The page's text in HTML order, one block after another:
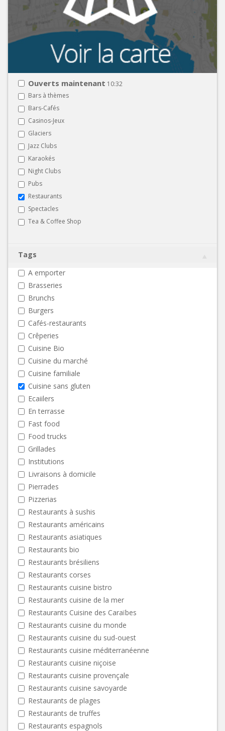
Ouverts maintenant 10:32
Bars à thèmes
Bars-Cafés
Casinos-Jeux
Glaciers
Jazz Clubs
Karaokés
Night Clubs
Pubs
Restaurants
Spectacles
Tea & Coffee Shop
Tags
A emporter
Brasseries
Brunchs
Burgers
Cafés-restaurants
Crêperies
Cuisine Bio
Cuisine du marché
Cuisine familiale
Cuisine sans gluten
Ecaiilers
En terrasse
Fast food
Food trucks
Grillades
Institutions
Livraisons à domicile
Pierrades
Pizzerias
Restaurants à sushis
Restaurants américains
Restaurants asiatiques
Restaurants bio
Restaurants brésiliens
Restaurants corses
Restaurants cuisine bistro
Restaurants cuisine de la mer
Restaurants Cuisine des Caraïbes
Restaurants cuisine du monde
Restaurants cuisine du sud-ouest
Restaurants cuisine méditerranéenne
Restaurants cuisine niçoise
Restaurants cuisine provençale
Restaurants cuisine savoyarde
Restaurants de plages
Restaurants de truffes
Restaurants espagnols